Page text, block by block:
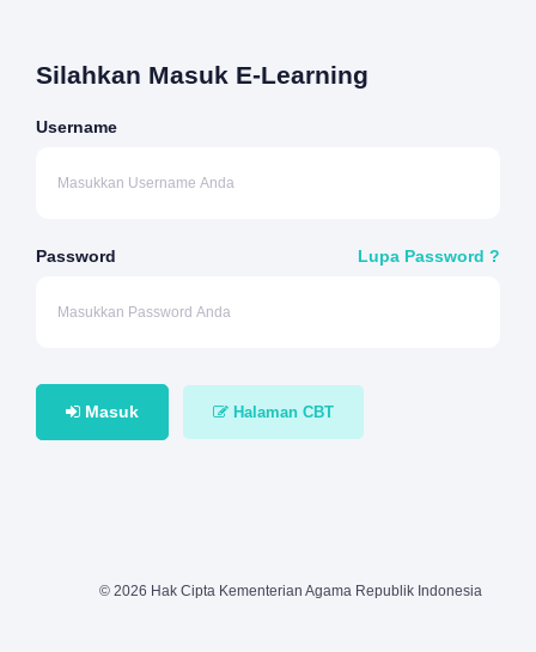
Silahkan Masuk E-Learning
Username
Password Lupa Password ?
Masuk Halaman CBT
© 2026 Hak Cipta Kementerian Agama Republik Indonesia